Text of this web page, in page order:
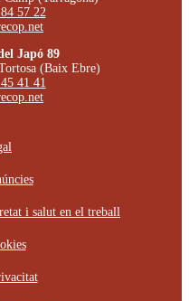
57 22
Japó 89
(Baix Ebre)
41 41
i salut en el treball